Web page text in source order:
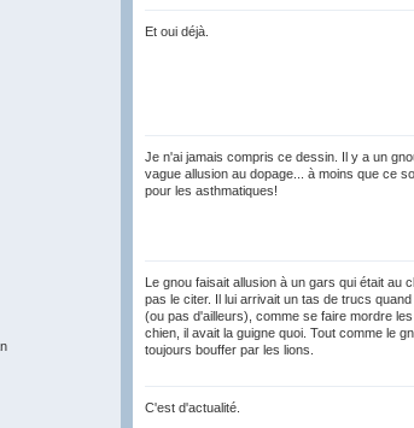
Et oui déjà.
Je n'ai jamais compris ce dessin. Il y a un
vague allusion au dopage... à moins que ce
pour les asthmatiques!
Le gnou faisait allusion à un gars qui était au
pas le citer. Il lui arrivait un tas de trucs
(ou pas d'ailleurs), comme se faire mordre
chien, il avait la guigne quoi. Tout comme le
toujours bouffer par les lions.
C'est d'actualité.